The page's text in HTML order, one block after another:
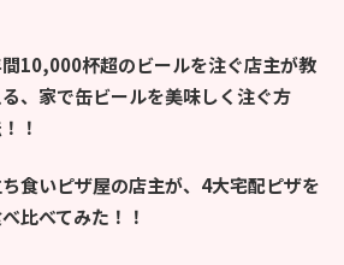
10,000杯超のビールを注ぐ店主が教
、家で缶ビールを美味しく注ぐ方
！
食いピザ屋の店主が、4大宅配ピザを
比べてみた！！